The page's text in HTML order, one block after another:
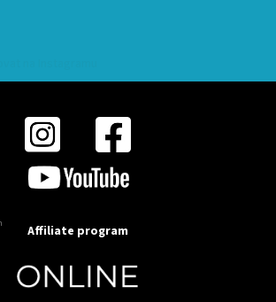
Affiliate program